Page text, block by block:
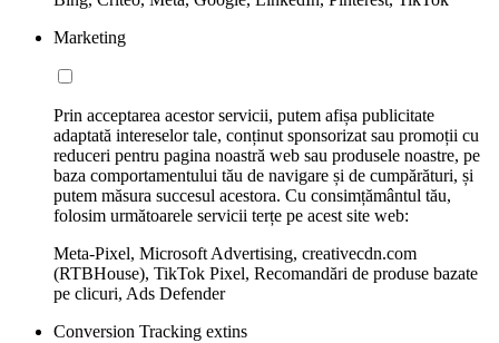
Marketing
Prin acceptarea acestor servicii, putem afișa publicitate
adaptată intereselor tale, conținut sponsorizat sau promoții cu
reduceri pentru pagina noastră web sau produsele noastre, pe
baza comportamentului tău de navigare și de cumpărături, și
putem măsura succesul acestora. Cu consimțământul tău,
folosim următoarele servicii terțe pe acest site web:
Meta-Pixel, Microsoft Advertising, creativecdn.com
(RTBHouse), TikTok Pixel, Recomandări de produse bazate
pe clicuri, Ads Defender
Conversion Tracking extins